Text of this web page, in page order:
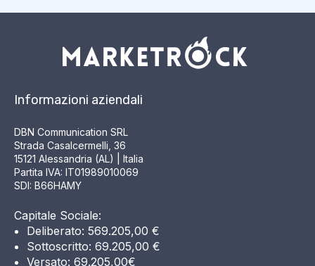
Informazioni aziendali
DBN Communication SRL
Strada Casalcermelli, 36
15121 Alessandria (AL) | Italia
Partita IVA: IT01989010069
SDI: B66HAMY
Capitale Sociale:
Deliberato: 569.205,00 €
Sottoscritto: 69.205,00 €
Versato: 69.205,00€